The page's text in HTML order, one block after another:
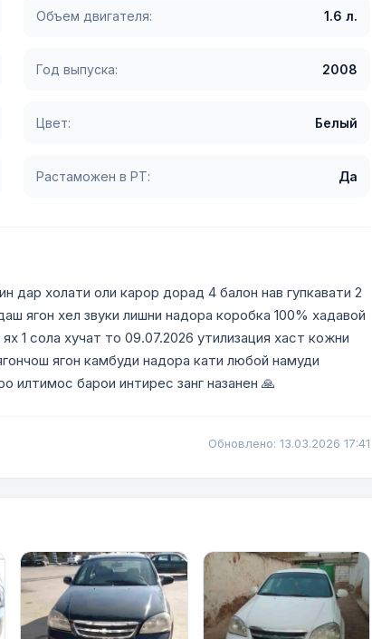
Объем двигателя: 1.6 л.
Год выпуска: 2008
Цвет: Белый
Растаможен в РТ: Да
дар холати оли карор дорад 4 балон нав гупкавати 2
ягон хел звуки лишни надора коробка 100% хадавой
1 сола хучат то 09.07.2026 утилизация хаст кожни
ягон камбуди надора кати любой намуди
илтимос барои интирес занг назанен 🙏
Обновлено: 13.03.2026 17:41